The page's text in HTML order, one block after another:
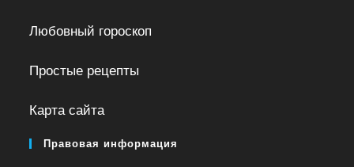
Любовный гороскоп
Простые рецепты
Карта сайта
Правовая информация